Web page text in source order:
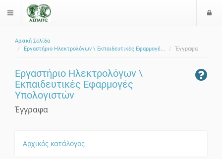
$langMenu
Αρχική Σελίδα
Εργαστήριο Ηλεκτρολόγων \ Εκπαιδευτικές Εφαρμογέ...
Έγγραφα
Εργαστήριο Ηλεκτρολόγων \
Εκπαιδευτικές Εφαρμογές
Υπολογιστών
Έγγραφα
Αρχικός κατάλογος